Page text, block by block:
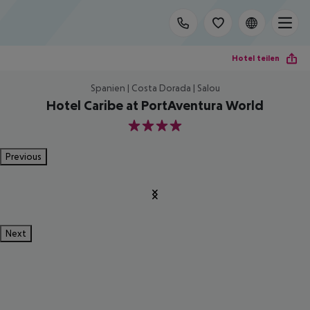
Hotel teilen
Spanien | Costa Dorada | Salou
Hotel Caribe at PortAventura World
4
Previous
Next